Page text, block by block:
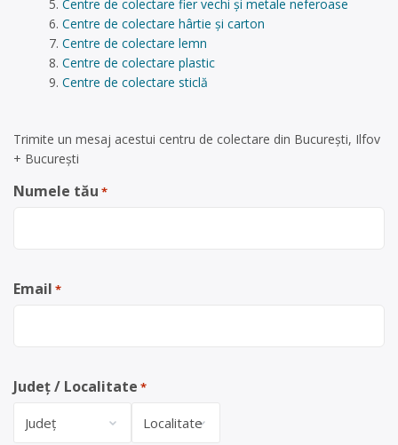
Centre de colectare fier vechi și metale neferoase
Centre de colectare hârtie și carton
Centre de colectare lemn
Centre de colectare plastic
Centre de colectare sticlă
Trimite un mesaj acestui centru de colectare din București, Ilfov
+ București
Numele tău *
Email *
Județ / Localitate *